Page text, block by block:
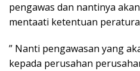
pengawas dan nantinya
mentaati ketentuan
” Nanti pengawasan yang
kepada perusahan